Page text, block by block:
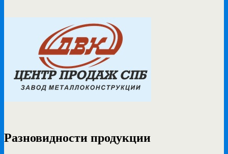
Разновидности продукции